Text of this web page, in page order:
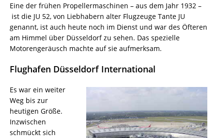
Eine der frühen Propellermaschinen – aus dem Jahr 1932 –
ist die JU 52, von Liebhabern alter Flugzeuge Tante JU
genannt, ist auch heute noch im Dienst und war des Öfteren
am Himmel über Düsseldorf zu sehen. Das spezielle
Motorengeräusch machte auf sie aufmerksam.
Flughafen Düsseldorf International
Es war ein weiter
Weg bis zur
heutigen Größe.
Inzwischen
schmückt sich